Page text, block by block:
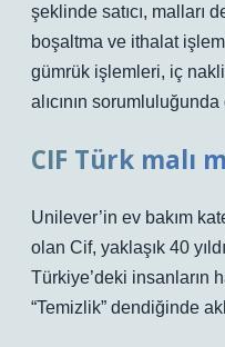
şeklinde satıcı, malları
boşaltma ve ithalat
gümrük işlemleri, iç
alıcının
CIF Türk malı
Unilever’in ev bakım
olan Cif, yaklaşık 40
Türkiye’deki insanların
“Temizlik” dendiğinde